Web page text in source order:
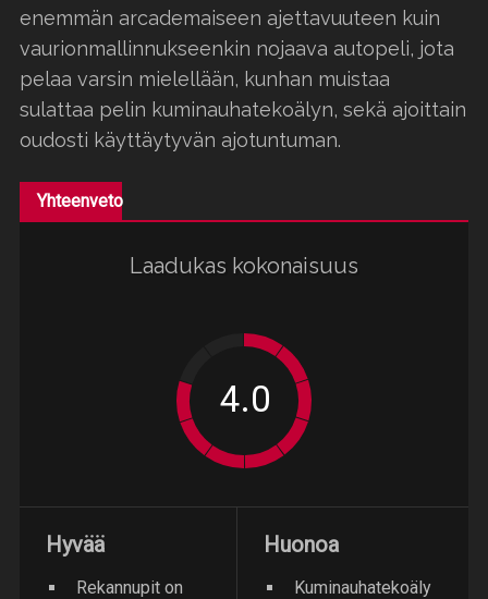
enemmän arcademaiseen ajettavuuteen kuin
vaurionmallinnukseenkin nojaava autopeli, jota
pelaa varsin mielellään, kunhan muistaa
sulattaa pelin kuminauhatekoälyn, sekä ajoittain
oudosti käyttäytyvän ajotuntuman.
Yhteenveto
Laadukas kokonaisuus
Hyvää
Rekannupit on
Huonoa
Kuminauhatekoäly